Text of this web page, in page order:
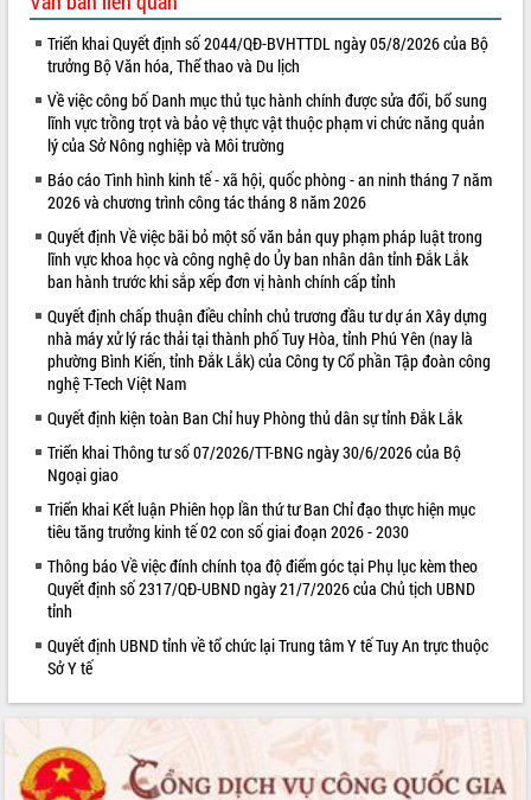
VIDEO
Loading the player...
Trailer Lễ hội Sầu riêng Đắk Lắk năm
2026
Khám bệnh, cấp phát thuốc miễn phí
và tặng quà người dân xã Cư Pui
Hội nghị UBND tỉnh Đắk Lắk thường kỳ
tháng 7/2026
Lễ truy tặng danh hiệu “Bà Mẹ Việt
Lao động
UBND tỉnh Đắk Lắk triển khai nhiệm
vụ 6 tháng cuối năm 2026
Kỳ họp thứ Hai, Hội đồng nhân dân
tỉnh khóa XI quyết nghị nhiều nội dung
quan trọng
Bí thư Tỉnh ủy Lương Nguyễn Minh
Triết thăm, tặng quà người có công với
cách mạng
Rà soát, hoàn thiện hệ thống thiết chế
phát triển mới
Thường trực HĐND tỉnh Đắk Lắk gặp
mặt Đoàn chuyên gia y tế TP. Hồ Chí
Minh
ALBUM ẢNH
LIÊN KẾT WEB
Triển khai Quyết định số 2044/QĐ-BVHTTDL ngày 05/8/2026 của Bộ
trưởng Bộ Văn hóa, Thể thao và Du lịch
Về việc công bố Danh mục thủ tục hành chính được sửa đổi, bổ sung
lĩnh vực trồng trọt và bảo vệ thực vật thuộc phạm vi chức năng quản
lý của Sở Nông nghiệp và Môi trường
Báo cáo Tình hình kinh tế - xã hội, quốc phòng - an ninh tháng 7 năm
2026 và chương trình công tác tháng 8 năm 2026
Quyết định Về việc bãi bỏ một số văn bản quy phạm pháp luật trong
lĩnh vực khoa học và công nghệ do Ủy ban nhân dân tỉnh Đắk Lắk
ban hành trước khi sắp xếp đơn vị hành chính cấp tỉnh
Quyết định chấp thuận điều chỉnh chủ trương đầu tư dự án Xây dựng
nhà máy xử lý rác thải tại thành phố Tuy Hòa, tỉnh Phú Yên (nay là
phường Bình Kiến, tỉnh Đắk Lắk) của Công ty Cổ phần Tập đoàn công
nghệ T-Tech Việt Nam
Quyết định kiện toàn Ban Chỉ huy Phòng thủ dân sự tỉnh Đắk Lắk
Triển khai Thông tư số 07/2026/TT-BNG ngày 30/6/2026 của Bộ
Ngoại giao
Triển khai Kết luận Phiên họp lần thứ tư Ban Chỉ đạo thực hiện mục
tiêu tăng trưởng kinh tế 02 con số giai đoạn 2026 - 2030
Thông báo Về việc đính chính tọa độ điểm góc tại Phụ lục kèm theo
Quyết định số 2317/QĐ-UBND ngày 21/7/2026 của Chủ tịch UBND
tỉnh
Quyết định UBND tỉnh về tổ chức lại Trung tâm Y tế Tuy An trực thuộc
Sở Y tế